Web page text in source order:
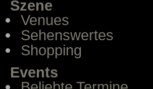
Szene
Venues
Sehenswertes
Shopping
Events